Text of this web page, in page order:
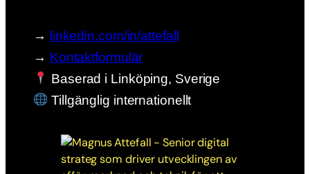
→ linkedin.com/in/attefall
→ Kontaktformulär
Baserad i Linköping, Sverige
Tillgänglig internationellt